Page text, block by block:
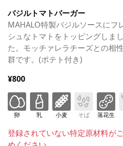
バジルトマトバーガー
MAHALO特製バジルソースにフ
シュなトマトをトッピングしまし
た。モッチァレラチーズとの相
群です。(ポテト付き)
¥800
卵 乳 小麦 そば 落花生
登録されていない特定原材料が